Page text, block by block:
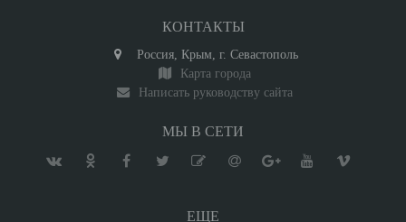
КОНТАКТЫ
Россия, Крым, г. Севастополь
Карта города
Написать руководству сайта
МЫ В СЕТИ
ЕЩЕ